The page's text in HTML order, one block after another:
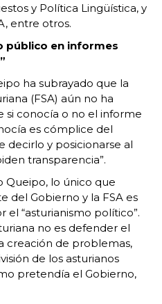
y Política Lingüística, y
entre otros.
público en informes
ha subrayado que la
(FSA) aún no ha
conocía o no el informe
es cómplice del
decirlo y posicionarse al
transparencia”.
Queipo, lo único que
del Gobierno y la FSA es
el “asturianismo político”.
no es defender el
creación de problemas,
de los asturianos
pretendía el Gobierno,